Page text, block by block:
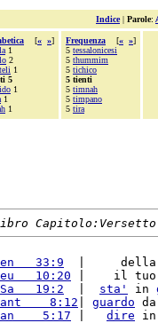
Indice| Parole:
[« »]
1
2
1
5
1
1
1
Frequenza [« »]
5 tessalonicesi
5 thummim
5 tichico
5 tienti
5 timnah
5 timpano
5 tira
Capitolo:Versetto
33:9
  |     della
10:20 |    il tuo
19:2 sta' in
8:12 guardo
5:17 dire in